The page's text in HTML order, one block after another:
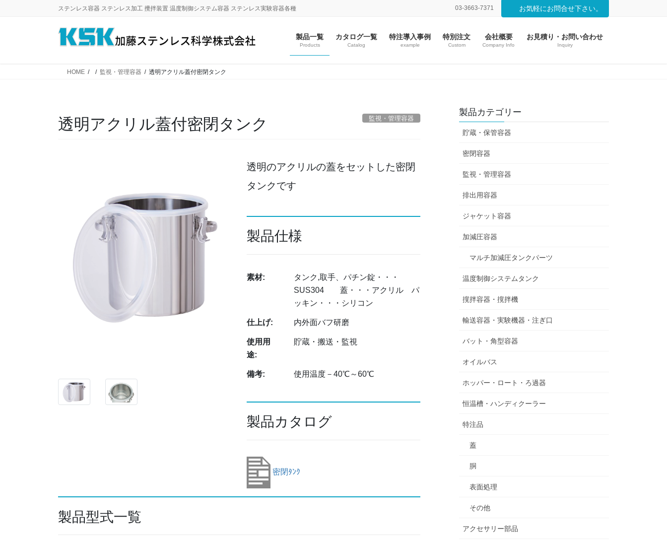
ステンレス容器 ステンレス加工 攪拌装置 温度制御システム容器 ステンレス実験容器各種 03-3663-7371 お気軽にお問合せ下さい。
製品一覧
Products
カタログ一覧
Catalog
特注導入事例
example
特別注文
Custom
会社概要
Company Info
お見積り・お問い合わせ
Inquiry
HOME 監視・管理容器 透明アクリル蓋付密閉タンク
監視・管理容器
透明アクリル蓋付密閉タンク
透明のアクリルの蓋をセットした密閉
タンクです
製品仕様
素材:
タンク,取手、パチン錠・・・
SUS304 蓋・・・アクリル パ
ッキン・・・シリコン
仕上げ: 内外面バフ研磨
使用用
途:
貯蔵・搬送・監視
備考: 使用温度－40℃～60℃
製品カタログ
密閉ﾀﾝｸ
製品型式一覧
製品カテゴリー
貯蔵・保管容器
密閉容器
監視・管理容器
排出用容器
ジャケット容器
加減圧容器
マルチ加減圧タンクパーツ
温度制御システムタンク
撹拌容器・撹拌機
輸送容器・実験機器・注ぎ口
バット・角型容器
オイルバス
ホッパー・ロート・ろ過器
恒温槽・ハンディクーラー
特注品
蓋
胴
表面処理
その他
アクセサリー部品